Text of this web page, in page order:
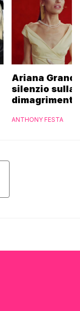
Ariana
silenzio sulla
di fermarsi”
ANTHONY FESTA